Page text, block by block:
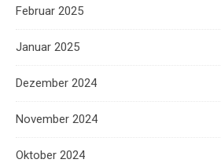
Februar 2025
Januar 2025
Dezember 2024
November 2024
Oktober 2024